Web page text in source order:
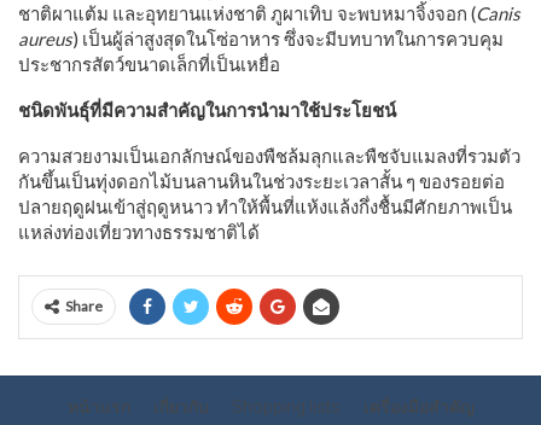
ชาติผาแต้ม และอุทยานแห่งชาติ ภูผาเทิบ จะพบหมาจิ้งจอก (Canis
aureus) เป็นผู้ล่าสูงสุดในโซ่อาหาร ซึ่งจะมีบทบาทในการควบคุม
ประชากรสัตว์ขนาดเล็กที่เป็นเหยื่อ
ชนิดพันธุ์ที่มีความสำคัญในการนำมาใช้ประโยชน์
ความสวยงามเป็นเอกลักษณ์ของพืชล้มลุกและพืชจับแมลงที่รวมตัว
กันขึ้นเป็นทุ่งดอกไม้บนลานหินในช่วงระยะเวลาสั้น ๆ ของรอยต่อ
ปลายฤดูฝนเข้าสู่ฤดูหนาว ทำให้พื้นที่แห้งแล้งกึ่งชื้นมีศักยภาพเป็น
แหล่งท่องเที่ยวทางธรรมชาติได้
Share
หน้าแรก เกี่ยวกับ Shopping lists เครื่องมือสำคัญ